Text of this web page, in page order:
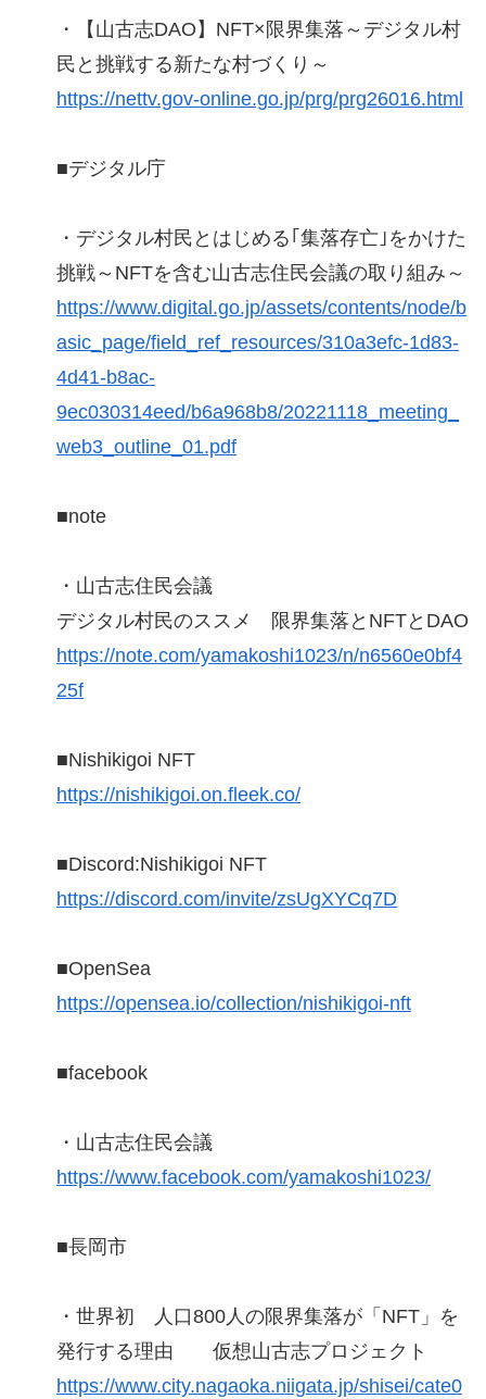
・【山古志DAO】NFT×限界集落～デジタル村
民と挑戦する新たな村づくり～
https://nettv.gov-online.go.jp/prg/prg26016.html
■デジタル庁
・デジタル村民とはじめる｢集落存亡｣をかけた
挑戦～NFTを含む山古志住民会議の取り組み～
https://www.digital.go.jp/assets/contents/node/b
asic_page/field_ref_resources/310a3efc-1d83-
4d41-b8ac-
9ec030314eed/b6a968b8/20221118_meeting_
web3_outline_01.pdf
■note
・山古志住民会議
デジタル村民のススメ 限界集落とNFTとDAO
https://note.com/yamakoshi1023/n/n6560e0bf4
25f
■Nishikigoi NFT
https://nishikigoi.on.fleek.co/
■Discord:Nishikigoi NFT
https://discord.com/invite/zsUgXYCq7D
■OpenSea
https://opensea.io/collection/nishikigoi-nft
■facebook
・山古志住民会議
https://www.facebook.com/yamakoshi1023/
■長岡市
・世界初 人口800人の限界集落が「NFT」を
発行する理由 仮想山古志プロジェクト
https://www.city.nagaoka.niigata.jp/shisei/cate0